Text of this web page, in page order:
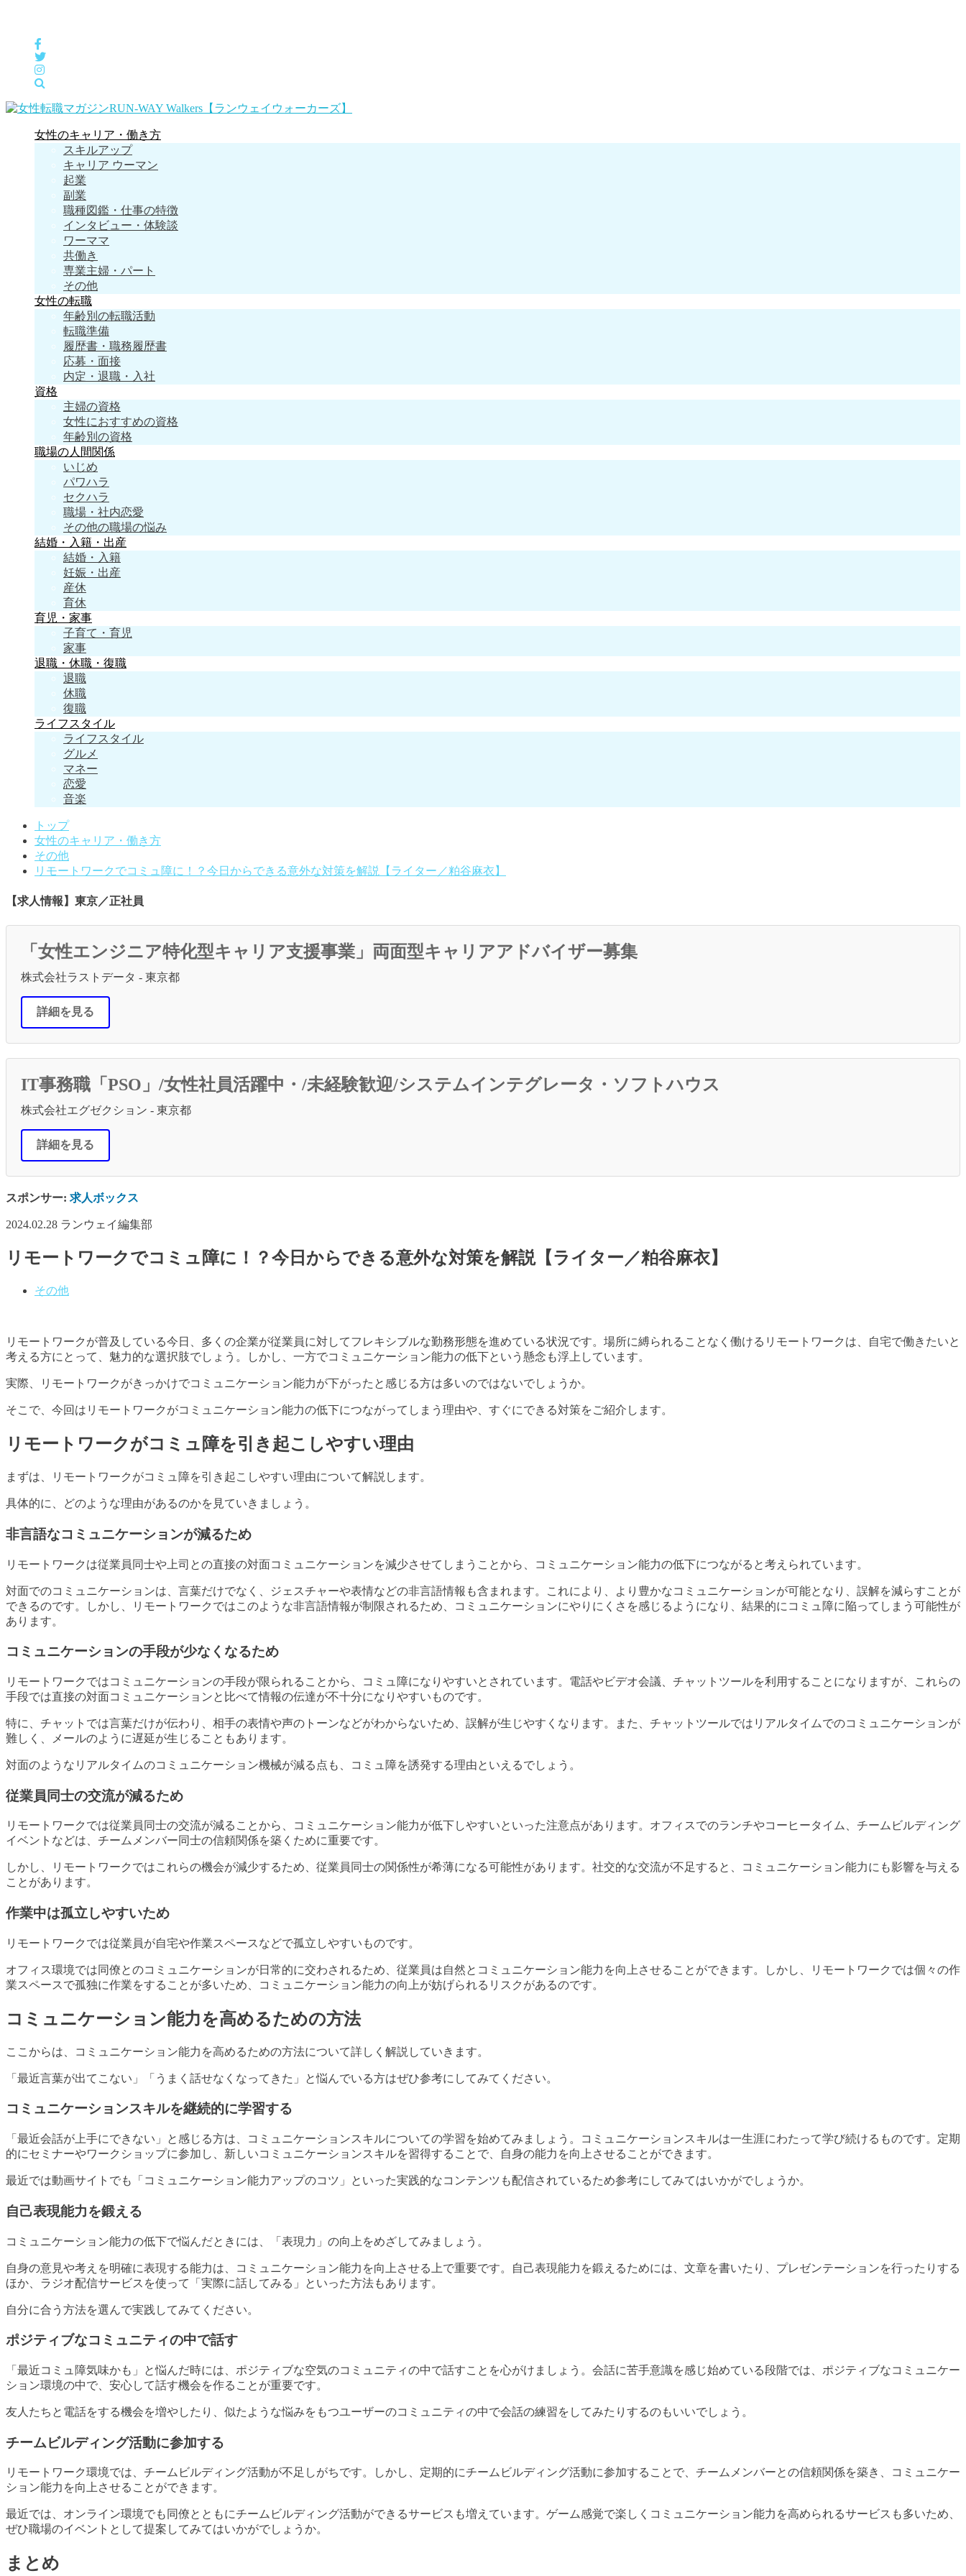
女性のキャリア・働き方
スキルアップ
キャリア ウーマン
起業
副業
職種図鑑・仕事の特徴
インタビュー・体験談
ワーママ
共働き
専業主婦・パート
その他
女性の転職
年齢別の転職活動
転職準備
履歴書・職務履歴書
応募・面接
内定・退職・入社
資格
主婦の資格
女性におすすめの資格
年齢別の資格
職場の人間関係
いじめ
パワハラ
セクハラ
職場・社内恋愛
その他の職場の悩み
結婚・入籍・出産
結婚・入籍
妊娠・出産
産休
育休
育児・家事
子育て・育児
家事
退職・休職・復職
退職
休職
復職
ライフスタイル
ライフスタイル
グルメ
マネー
恋愛
音楽
トップ
女性のキャリア・働き方
その他
リモートワークでコミュ障に！？今日からできる意外な対策を解説【ライター／粕谷麻衣】
【求人情報】東京／正社員
「女性エンジニア特化型キャリア支援事業」両面型キャリアアドバイザー募集
株式会社ラストデータ - 東京都
詳細を見る
IT事務職「PSO」/女性社員活躍中・/未経験歓迎/システムインテグレータ・ソフトハウス
株式会社エグゼクション - 東京都
詳細を見る
スポンサー: 求人ボックス
2024.02.28 ランウェイ編集部
リモートワークでコミュ障に！？今日からできる意外な対策を解説【ライター／粕谷麻衣】
その他
リモートワークが普及している今日、多くの企業が従業員に対してフレキシブルな勤務形態を進めている状況です。場所に縛られることなく働けるリモートワークは、自宅で働きたいと
考える方にとって、魅力的な選択肢でしょう。しかし、一方でコミュニケーション能力の低下という懸念も浮上しています。
実際、リモートワークがきっかけでコミュニケーション能力が下がったと感じる方は多いのではないでしょうか。
そこで、今回はリモートワークがコミュニケーション能力の低下につながってしまう理由や、すぐにできる対策をご紹介します。
リモートワークがコミュ障を引き起こしやすい理由
まずは、リモートワークがコミュ障を引き起こしやすい理由について解説します。
具体的に、どのような理由があるのかを見ていきましょう。
非言語なコミュニケーションが減るため
リモートワークは従業員同士や上司との直接の対面コミュニケーションを減少させてしまうことから、コミュニケーション能力の低下につながると考えられています。
対面でのコミュニケーションは、言葉だけでなく、ジェスチャーや表情などの非言語情報も含まれます。これにより、より豊かなコミュニケーションが可能となり、誤解を減らすことが
できるのです。しかし、リモートワークではこのような非言語情報が制限されるため、コミュニケーションにやりにくさを感じるようになり、結果的にコミュ障に陥ってしまう可能性が
あります。
コミュニケーションの手段が少なくなるため
リモートワークではコミュニケーションの手段が限られることから、コミュ障になりやすいとされています。電話やビデオ会議、チャットツールを利用することになりますが、これらの
手段では直接の対面コミュニケーションと比べて情報の伝達が不十分になりやすいものです。
特に、チャットでは言葉だけが伝わり、相手の表情や声のトーンなどがわからないため、誤解が生じやすくなります。また、チャットツールではリアルタイムでのコミュニケーションが
難しく、メールのように遅延が生じることもあります。
対面のようなリアルタイムのコミュニケーション機械が減る点も、コミュ障を誘発する理由といえるでしょう。
従業員同士の交流が減るため
リモートワークでは従業員同士の交流が減ることから、コミュニケーション能力が低下しやすいといった注意点があります。オフィスでのランチやコーヒータイム、チームビルディング
イベントなどは、チームメンバー同士の信頼関係を築くために重要です。
しかし、リモートワークではこれらの機会が減少するため、従業員同士の関係性が希薄になる可能性があります。社交的な交流が不足すると、コミュニケーション能力にも影響を与える
ことがあります。
作業中は孤立しやすいため
リモートワークでは従業員が自宅や作業スペースなどで孤立しやすいものです。
オフィス環境では同僚とのコミュニケーションが日常的に交わされるため、従業員は自然とコミュニケーション能力を向上させることができます。しかし、リモートワークでは個々の作
業スペースで孤独に作業をすることが多いため、コミュニケーション能力の向上が妨げられるリスクがあるのです。
コミュニケーション能力を高めるための方法
ここからは、コミュニケーション能力を高めるための方法について詳しく解説していきます。
「最近言葉が出てこない」「うまく話せなくなってきた」と悩んでいる方はぜひ参考にしてみてください。
コミュニケーションスキルを継続的に学習する
「最近会話が上手にできない」と感じる方は、コミュニケーションスキルについての学習を始めてみましょう。コミュニケーションスキルは一生涯にわたって学び続けるものです。定期
的にセミナーやワークショップに参加し、新しいコミュニケーションスキルを習得することで、自身の能力を向上させることができます。
最近では動画サイトでも「コミュニケーション能力アップのコツ」といった実践的なコンテンツも配信されているため参考にしてみてはいかがでしょうか。
自己表現能力を鍛える
コミュニケーション能力の低下で悩んだときには、「表現力」の向上をめざしてみましょう。
自身の意見や考えを明確に表現する能力は、コミュニケーション能力を向上させる上で重要です。自己表現能力を鍛えるためには、文章を書いたり、プレゼンテーションを行ったりする
ほか、ラジオ配信サービスを使って「実際に話してみる」といった方法もあります。
自分に合う方法を選んで実践してみてください。
ポジティブなコミュニティの中で話す
「最近コミュ障気味かも」と悩んだ時には、ポジティブな空気のコミュニティの中で話すことを心がけましょう。会話に苦手意識を感じ始めている段階では、ポジティブなコミュニケー
ション環境の中で、安心して話す機会を作ることが重要です。
友人たちと電話をする機会を増やしたり、似たような悩みをもつユーザーのコミュニティの中で会話の練習をしてみたりするのもいいでしょう。
チームビルディング活動に参加する
リモートワーク環境では、チームビルディング活動が不足しがちです。しかし、定期的にチームビルディング活動に参加することで、チームメンバーとの信頼関係を築き、コミュニケー
ション能力を向上させることができます。
最近では、オンライン環境でも同僚とともにチームビルディング活動ができるサービスも増えています。ゲーム感覚で楽しくコミュニケーション能力を高められるサービスも多いため、
ぜひ職場のイベントとして提案してみてはいかがでしょうか。
まとめ